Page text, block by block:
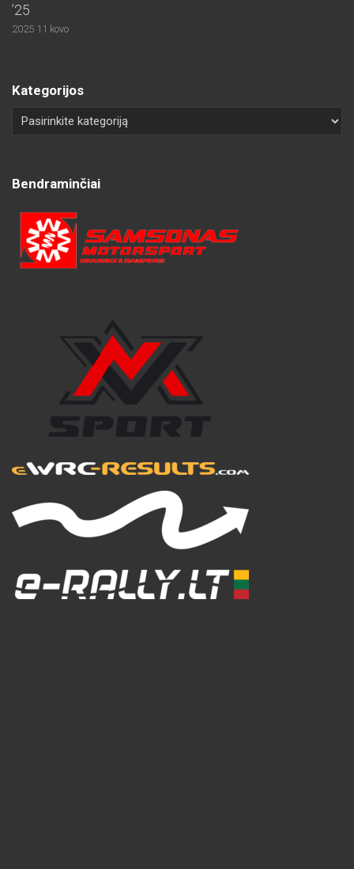
’25
2025 11 kovo
Kategorijos
Bendraminčiai